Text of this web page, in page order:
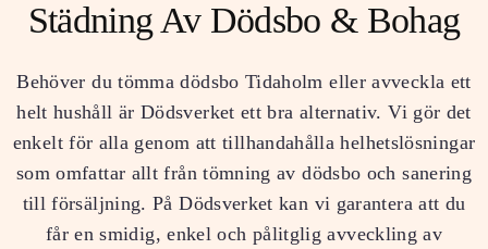
Städning Av Dödsbo & Bohag
Behöver du tömma dödsbo Tidaholm eller avveckla ett
helt hushåll är Dödsverket ett bra alternativ. Vi gör det
enkelt för alla genom att tillhandahålla helhetslösningar
som omfattar allt från tömning av dödsbo och sanering
till försäljning. På Dödsverket kan vi garantera att du
får en smidig, enkel och pålitglig avveckling av